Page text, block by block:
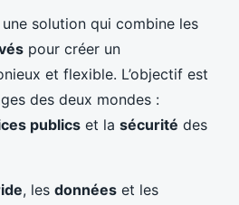
solution qui combine les
pour créer un
et flexible. L’objectif est
des deux mondes :
publics et la sécurité des
, les données et les